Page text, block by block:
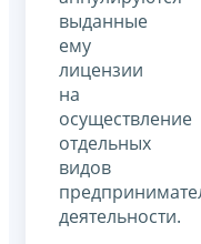
выданные
ему
лицензии
на
осуществление
отдельных
видов
деятельности.